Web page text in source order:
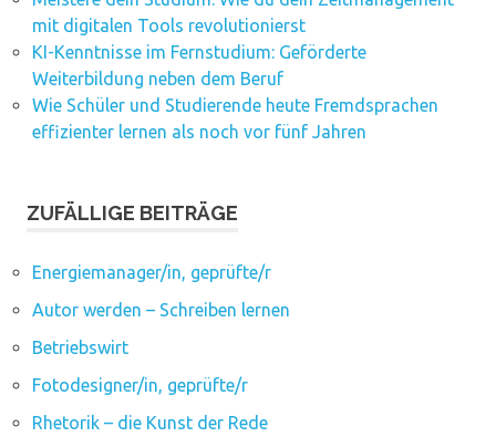
mit digitalen Tools revolutionierst
KI-Kenntnisse im Fernstudium: Geförderte
Weiterbildung neben dem Beruf
Wie Schüler und Studierende heute Fremdsprachen
effizienter lernen als noch vor fünf Jahren
ZUFÄLLIGE BEITRÄGE
Energiemanager/in, geprüfte/r
Autor werden – Schreiben lernen
Betriebswirt
Fotodesigner/in, geprüfte/r
Rhetorik – die Kunst der Rede